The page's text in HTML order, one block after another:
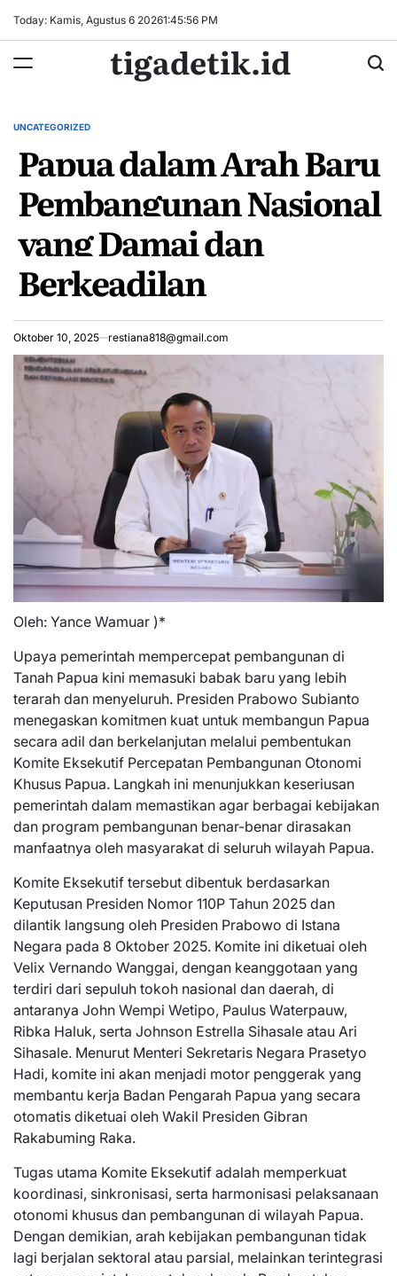
Today: Kamis, Agustus 6 20261:45:56 PM
tigadetik.id
POSTED
UNCATEGORIZED
Papua dalam Arah Baru
Pembangunan Nasional
yang Damai dan
Berkeadilan
Oktober 10, 2025 restiana818@gmail.com
Oleh: Yance Wamuar )*
Upaya pemerintah mempercepat pembangunan di
Tanah Papua kini memasuki babak baru yang lebih
terarah dan menyeluruh. Presiden Prabowo Subianto
menegaskan komitmen kuat untuk membangun Papua
secara adil dan berkelanjutan melalui pembentukan
Komite Eksekutif Percepatan Pembangunan Otonomi
Khusus Papua. Langkah ini menunjukkan keseriusan
pemerintah dalam memastikan agar berbagai kebijakan
dan program pembangunan benar-benar dirasakan
manfaatnya oleh masyarakat di seluruh wilayah Papua.
Komite Eksekutif tersebut dibentuk berdasarkan
Keputusan Presiden Nomor 110P Tahun 2025 dan
dilantik langsung oleh Presiden Prabowo di Istana
Negara pada 8 Oktober 2025. Komite ini diketuai oleh
Velix Vernando Wanggai, dengan keanggotaan yang
terdiri dari sepuluh tokoh nasional dan daerah, di
antaranya John Wempi Wetipo, Paulus Waterpauw,
Ribka Haluk, serta Johnson Estrella Sihasale atau Ari
Sihasale. Menurut Menteri Sekretaris Negara Prasetyo
Hadi, komite ini akan menjadi motor penggerak yang
membantu kerja Badan Pengarah Papua yang secara
otomatis diketuai oleh Wakil Presiden Gibran
Rakabuming Raka.
Tugas utama Komite Eksekutif adalah memperkuat
koordinasi, sinkronisasi, serta harmonisasi pelaksanaan
otonomi khusus dan pembangunan di wilayah Papua.
Dengan demikian, arah kebijakan pembangunan tidak
lagi berjalan sektoral atau parsial, melainkan terintegrasi